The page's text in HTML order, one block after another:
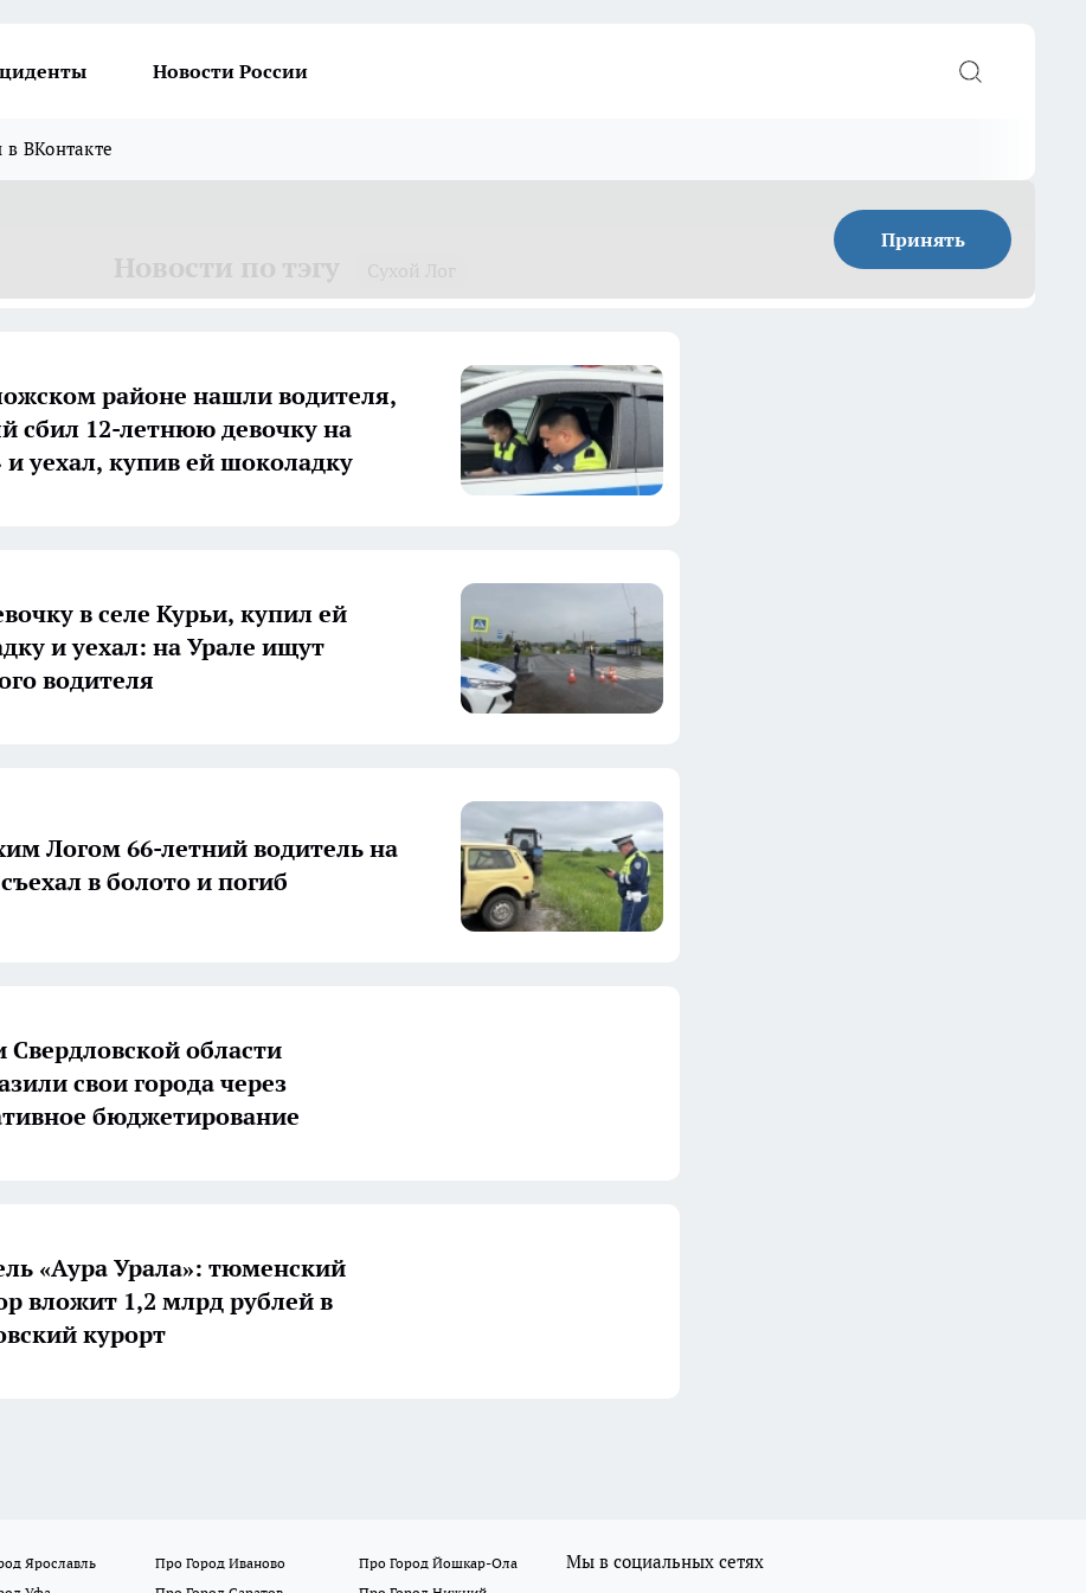
Новости России
ВКонтакте
Принять
районе нашли водителя,
сбил 12-летнюю девочку на
и уехал, купив ей шоколадку
в селе Курьи, купил ей
и уехал: на Урале ищут
водителя
Логом 66-летний водитель на
в болото и погиб
области
свои города через
бюджетирование
«Аура Урала»: тюменский
вложит 1,2 млрд рублей в
курорт
Ярославль Про Город Иваново
Про Город Йошкар-Ола
Мы в социальных сетях